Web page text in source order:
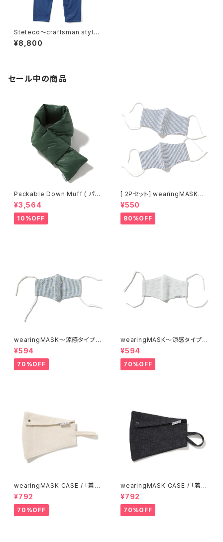
Steteco〜craftsman style
< 職人仕様のステテコ>ロング
丈ver. [ Cord-Blue ]
¥8,800
セール中の商品
Packable Down Muff ( パッ
カブルダウンマフラー ) [ green
]
¥3,564
10%OFF
[ 2Pセット] wearingMASK〜
涼感タイプ〜 /「着るマスク!」[ s
eersucker-b (サッカーボーダ
ー) ]
¥550
80%OFF
wearingMASK〜涼感タイプ〜
/「着るマスク!」[ seersucker
(シアサッカー) ]
¥594
70%OFF
wearingMASK〜涼感タイプ〜
/「着るマスク!」[ waffle (ワッフ
ルガーゼ) ]
¥594
70%OFF
wearingMASK CASE / 「着る
マスク!」マスクケース [ sailclo
th (倉敷帆布) ]
¥792
70%OFF
wearingMASK CASE / 「着る
マスク!」マスクケース [ denim
(児島デニム) ]
¥792
70%OFF